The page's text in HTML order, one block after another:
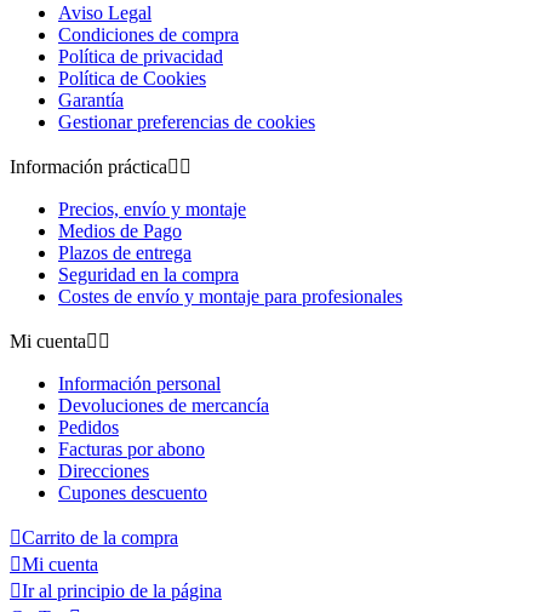
Aviso Legal
Condiciones de compra
Política de privacidad
Política de Cookies
Garantía
Gestionar preferencias de cookies
Información práctica 
Precios, envío y montaje
Medios de Pago
Plazos de entrega
Seguridad en la compra
Costes de envío y montaje para profesionales
Mi cuenta 
Información personal
Devoluciones de mercancía
Pedidos
Facturas por abono
Direcciones
Cupones descuento
Carrito de la compra
Mi cuenta
Ir al principio de la página